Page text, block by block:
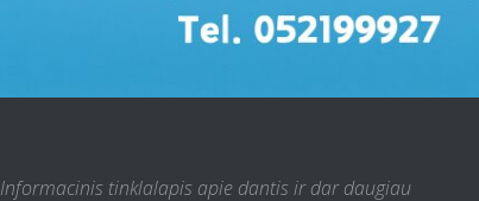
Informacinis tinklalapis apie dantis ir dar daugiau